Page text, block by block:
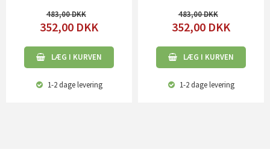
483,00
352,00 DKK
LÆG I KURVEN
1-2 dagelevering
483,00
352,00 DKK
LÆG I KURVEN
1-2 dagelevering